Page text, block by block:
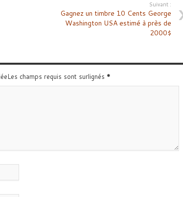
Suivant :
Gagnez un timbre 10 Cents George
Washington USA estimé à près de
2000$
champs requis sont surlignés *